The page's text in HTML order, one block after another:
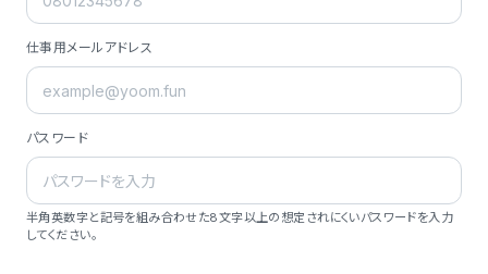
仕事用メールアドレス
パスワード
半角英数字と記号を組み合わせた8文字以上の想定されにくいパスワードを入力
してください。